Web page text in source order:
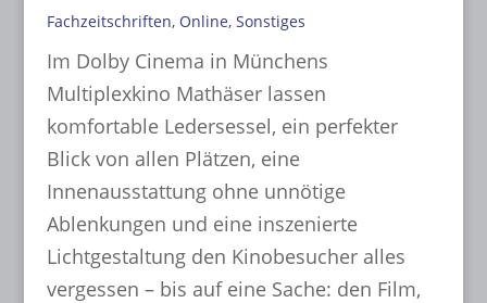
Fachzeitschriften, Online, Sonstiges
Im Dolby Cinema in Münchens
Multiplexkino Mathäser lassen
komfortable Ledersessel, ein perfekter
Blick von allen Plätzen, eine
Innenausstattung ohne unnötige
Ablenkungen und eine inszenierte
Lichtgestaltung den Kinobesucher alles
vergessen – bis auf eine Sache: den Film,